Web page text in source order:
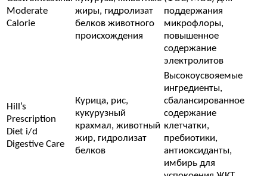
Moderate
Calorie
жиры, гидролизат
белков животного
происхождения
поддержания
микрофлоры,
повышенное
содержание
электролитов
Hill’s
Prescription
Diet i/d
Digestive Care
Курица, рис,
кукурузный
крахмал, животный
жир, гидролизат
белков
Высокоусвояемые
ингредиенты,
сбалансированное
содержание
клетчатки,
пребиотики,
антиоксиданты,
имбирь для